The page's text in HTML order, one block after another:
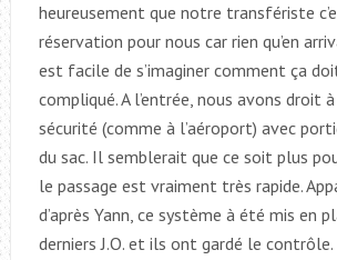
heureusement que notre transfériste
réservation pour nous car rien qu’en
est facile de s’imaginer comment ça
compliqué. A l’entrée, nous avons droit
sécurité (comme à l’aéroport) avec
du sac. Il semblerait que ce soit plus
le passage est vraiment très rapide.
d’après Yann, ce système à été mis en
derniers J.O. et ils ont gardé le contrôle.